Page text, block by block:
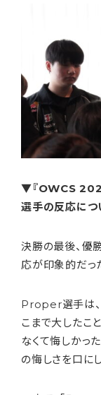
▼『OWCS
選手の反応につ
決勝の最後、優
応が印象的だっ
Proper選手は
こまで大したこ
なくて悔しかっ
の悔しさを口に